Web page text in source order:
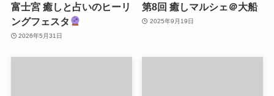
富士宮 癒しと占いのヒーリ
ングフェスタ
2026年5月31日
第8回 癒しマルシェ＠大船
2025年9月19日